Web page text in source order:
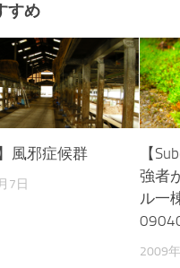
すめ
風邪症候群
7日
【
強者
ル一
2009